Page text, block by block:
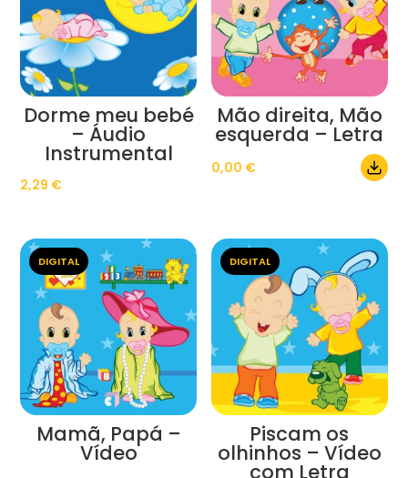
Dorme meu bebé
– Áudio
Instrumental
2,29 €
Mão direita, Mão
esquerda – Letra
0,00 €
DIGITAL
Mamã, Papá –
Vídeo
DIGITAL
Piscam os
olhinhos – Vídeo
com Letra